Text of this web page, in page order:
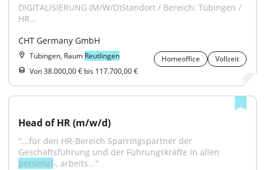
DIGITALISIERUNG (M/W/D)Standort / Bereich: Tübingen /
HR...
CHT Germany GmbH
Tübingen, Raum Reutlingen Homeoffice
Vollzeit
Von 38.000,00 € bis 117.700,00 €
Head of HR (m/w/d)
"...für den HR-Bereich Sparringspartner der
personal-, arbeits..."